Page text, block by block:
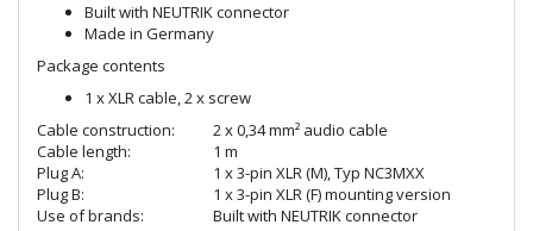
Built with NEUTRIK connector
Made in Germany
Package contents
1 x XLR cable, 2 x screw
Cable construction:
2 x 0,34 mm² audio cable
Cable length:
1 m
Plug A:
1 x 3-pin XLR (M), Typ NC3MXX
Plug B:
1 x 3-pin XLR (F) mounting version
Use of brands:
Built with NEUTRIK connector